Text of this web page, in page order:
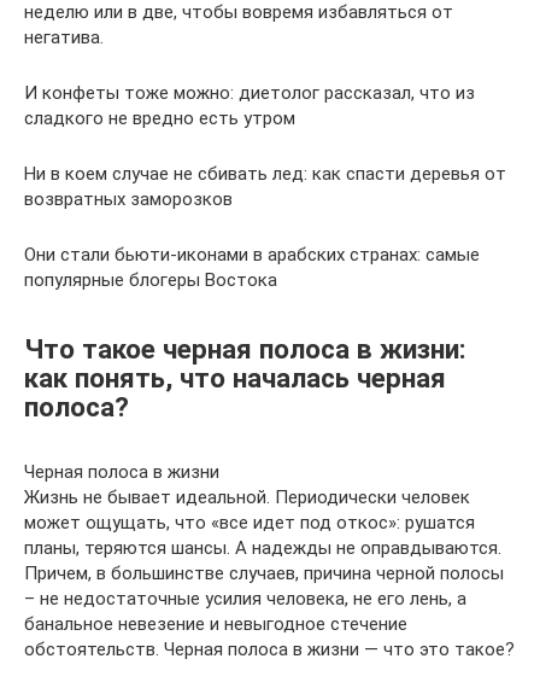
неделю или в две, чтобы вовремя избавляться от
негатива.
И конфеты тоже можно: диетолог рассказал, что из
сладкого не вредно есть утром
Ни в коем случае не сбивать лед: как спасти деревья от
возвратных заморозков
Они стали бьюти-иконами в арабских странах: самые
популярные блогеры Востока
Что такое черная полоса в жизни:
как понять, что началась черная
полоса?
Черная полоса в жизни
Жизнь не бывает идеальной. Периодически человек
может ощущать, что «все идет под откос»: рушатся
планы, теряются шансы. А надежды не оправдываются.
Причем, в большинстве случаев, причина черной полосы
– не недостаточные усилия человека, не его лень, а
банальное невезение и невыгодное стечение
обстоятельств. Черная полоса в жизни — что это такое?